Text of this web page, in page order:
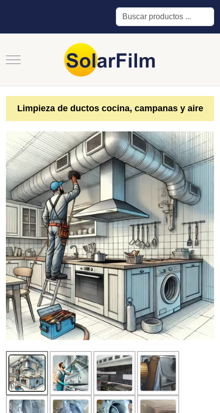
Buscar
Mobile Menu Toggle
Limpieza de ductos cocina, campanas y aire